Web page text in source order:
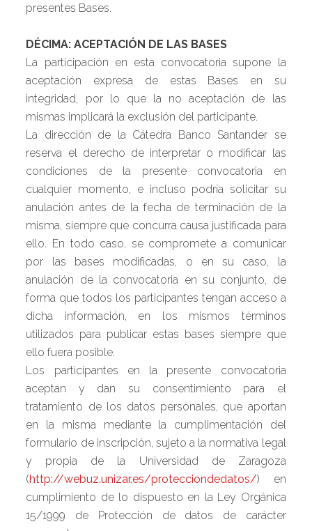
presentes Bases.
DÉCIMA: ACEPTACIÓN DE LAS BASES
La participación en esta convocatoria supone la
aceptación expresa de estas Bases en su
integridad, por lo que la no aceptación de las
mismas implicará la exclusión del participante.
La dirección de la Cátedra Banco Santander se
reserva el derecho de interpretar o modificar las
condiciones de la presente convocatoria en
cualquier momento, e incluso podría solicitar su
anulación antes de la fecha de terminación de la
misma, siempre que concurra causa justificada para
ello. En todo caso, se compromete a comunicar
por las bases modificadas, o en su caso, la
anulación de la convocatoria en su conjunto, de
forma que todos los participantes tengan acceso a
dicha información, en los mismos términos
utilizados para publicar estas bases siempre que
ello fuera posible.
Los participantes en la presente convocatoria
aceptan y dan su consentimiento para el
tratamiento de los datos personales, que aportan
en la misma mediante la cumplimentación del
formulario de inscripción, sujeto a la normativa legal
y propia de la Universidad de Zaragoza
(http://webuz.unizar.es/protecciondedatos/) en
cumplimiento de lo dispuesto en la Ley Orgánica
15/1999 de Protección de datos de carácter